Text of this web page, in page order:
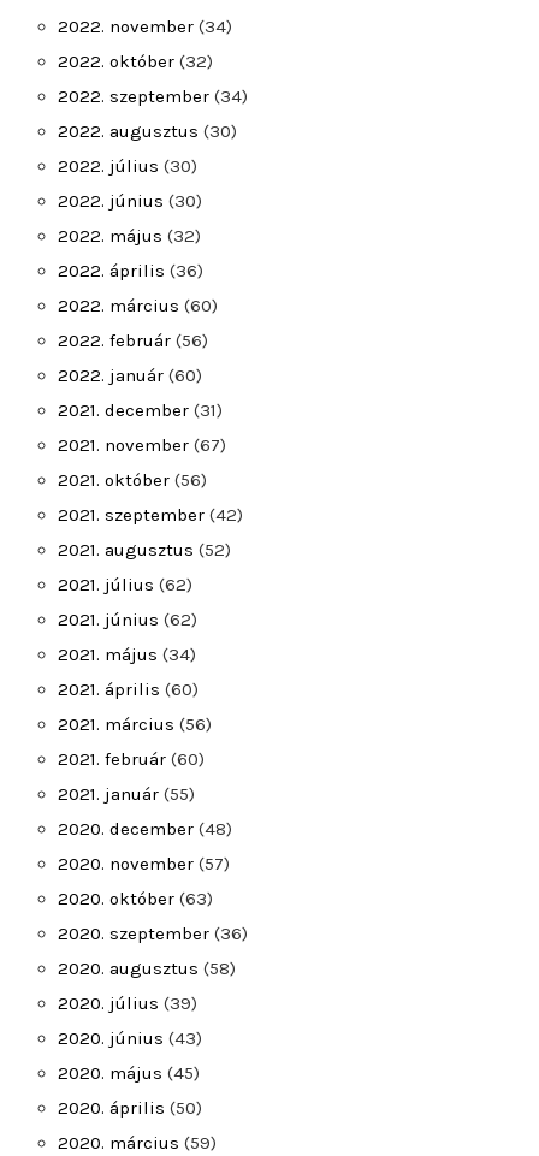
2022. november (34)
2022. október (32)
2022. szeptember (34)
2022. augusztus (30)
2022. július (30)
2022. június (30)
2022. május (32)
2022. április (36)
2022. március (60)
2022. február (56)
2022. január (60)
2021. december (31)
2021. november (67)
2021. október (56)
2021. szeptember (42)
2021. augusztus (52)
2021. július (62)
2021. június (62)
2021. május (34)
2021. április (60)
2021. március (56)
2021. február (60)
2021. január (55)
2020. december (48)
2020. november (57)
2020. október (63)
2020. szeptember (36)
2020. augusztus (58)
2020. július (39)
2020. június (43)
2020. május (45)
2020. április (50)
2020. március (59)